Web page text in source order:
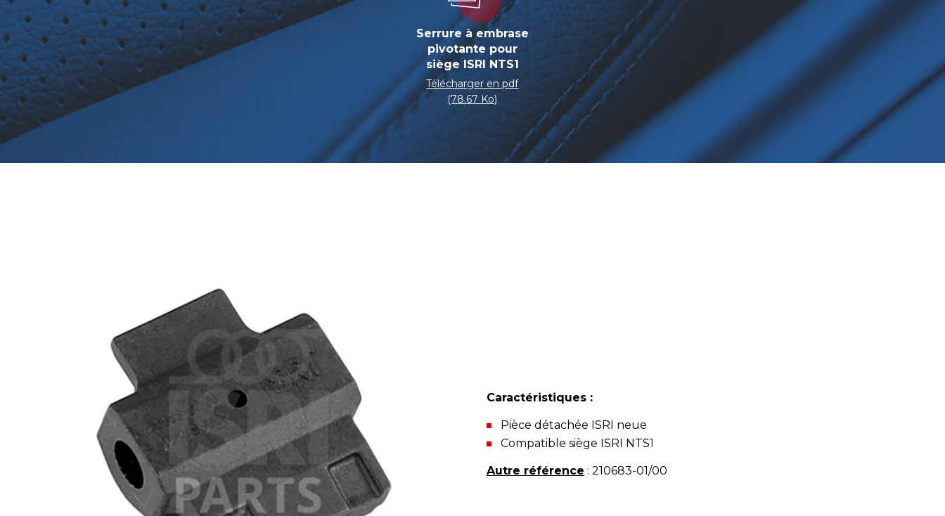
Serrure à embrase
pivotante pour
siège ISRI NTS1
Télécharger en pdf
(78.67 Ko)
Caractéristiques :
Pièce détachée ISRI neue
Compatible siège ISRI NTS1
Autre référence : 210683-01/00